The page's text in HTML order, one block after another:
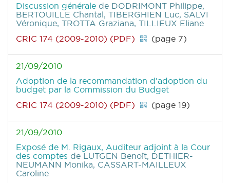
Discussion générale de DODRIMONT Philippe,
BERTOUILLE Chantal, TIBERGHIEN Luc, SALVI
Véronique, TROTTA Graziana, TILLIEUX Eliane
CRIC 174 (2009-2010) (PDF)
(page 7)
21/09/2010
Adoption de la recommandation d'adoption du
budget par la Commission du Budget
CRIC 174 (2009-2010) (PDF)
(page 19)
21/09/2010
Exposé de M. Rigaux, Auditeur adjoint à la Cour
des comptes de LUTGEN Benoît, DETHIER-
NEUMANN Monika, CASSART-MAILLEUX
Caroline